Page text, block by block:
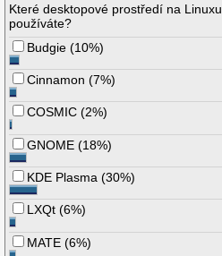
Které desktopové prostředí na Linuxu
používáte?
Budgie (10%)
Cinnamon (7%)
COSMIC (2%)
GNOME (18%)
KDE Plasma (30%)
LXQt (6%)
MATE (6%)